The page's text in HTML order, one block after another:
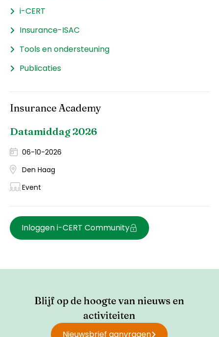
i-CERT
Insurance-ISAC
Tools en ondersteuning
Publicaties
Insurance Academy
Datamiddag 2026
06-10-2026
Den Haag
Event
Inloggen i-CERT Community
Blijf op de hoogte van nieuws en
activiteiten
Nieuwsbrief aanvragen